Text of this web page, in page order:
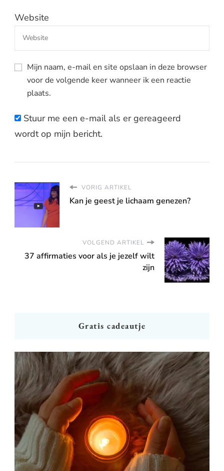
Website
Mijn naam, e-mail en site opslaan in deze browser
voor de volgende keer wanneer ik een reactie
plaats.
Stuur me een e-mail als er gereageerd
wordt op mijn bericht.
VORIG ARTIKEL
Kan je geest je lichaam genezen?
VOLGEND ARTIKEL
37 affirmaties voor als je jezelf wilt
zijn
Gratis cadeautje